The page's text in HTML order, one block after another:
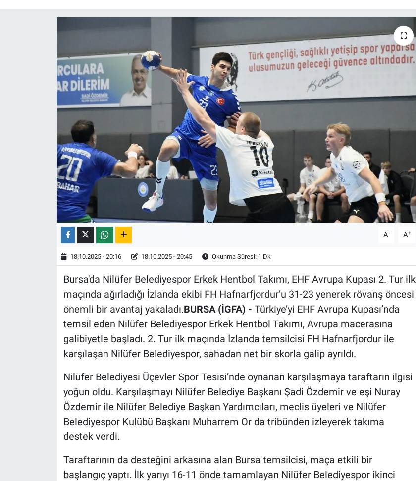
A- A+
18.10.2025 - 20:16 18.10.2025 - 20:45 Okunma Süresi: 1 Dk
Bursa'da Nilüfer Belediyespor Erkek Hentbol Takımı, EHF Avrupa Kupası 2. Tur ilk
maçında ağırladığı İzlanda ekibi FH Hafnarfjordur’u 31-23 yenerek rövanş öncesi
önemli bir avantaj yakaladı.BURSA (İGFA) - Türkiye’yi EHF Avrupa Kupası’nda
temsil eden Nilüfer Belediyespor Erkek Hentbol Takımı, Avrupa macerasına
galibiyetle başladı. 2. Tur ilk maçında İzlanda temsilcisi FH Hafnarfjordur ile
karşılaşan Nilüfer Belediyespor, sahadan net bir skorla galip ayrıldı.
Nilüfer Belediyesi Üçevler Spor Tesisi’nde oynanan karşılaşmaya taraftarın ilgisi
yoğun oldu. Karşılaşmayı Nilüfer Belediye Başkanı Şadi Özdemir ve eşi Nuray
Özdemir ile Nilüfer Belediye Başkan Yardımcıları, meclis üyeleri ve Nilüfer
Belediyespor Kulübü Başkanı Muharrem Or da tribünden izleyerek takıma
destek verdi.
Taraftarının da desteğini arkasına alan Bursa temsilcisi, maça etkili bir
başlangıç yaptı. İlk yarıyı 16-11 önde tamamlayan Nilüfer Belediyespor ikinci
Röportaj